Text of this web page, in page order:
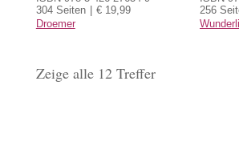
304 Seiten
€ 19,99
Droemer
256
Zeige alle 12 Treffer